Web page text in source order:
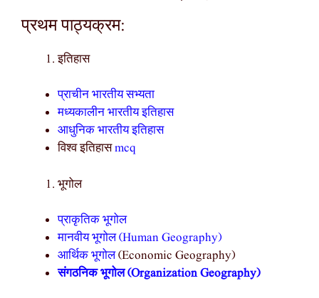
प्रथम पाठ्यक्रम:
इतिहास
प्राचीन भारतीय सभ्यता
मध्यकालीन भारतीय इतिहास
आधुनिक भारतीय इतिहास
विश्व इतिहासmcq
भूगोल
प्राकृतिक भूगोल
मानवीय भूगोल (Human Geography)
आर्थिक भूगोल(Economic Geography)
संगठनिक भूगोल (Organization Geography)